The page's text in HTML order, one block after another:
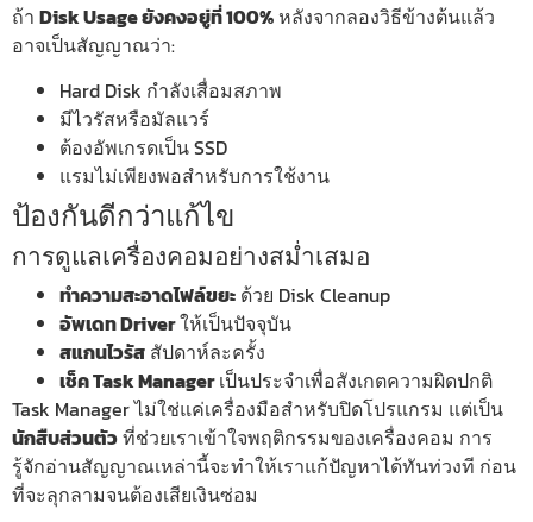
ถ้า Disk Usage ยังคงอยู่ที่ 100%หลังจากลองวิธีข้างต้นแล้ว
อาจเป็นสัญญาณว่า:
Hard Disk กำลังเสื่อมสภาพ
มีไวรัสหรือมัลแวร์
ต้องอัพเกรดเป็น SSD
แรมไม่เพียงพอสำหรับการใช้งาน
ป้องกันดีกว่าแก้ไข
การดูแลเครื่องคอมอย่างสม่ำเสมอ
ทำความสะอาดไฟล์ขยะ ด้วย Disk Cleanup
อัพเดท Driverให้เป็นปัจจุบัน
สแกนไวรัส สัปดาห์ละครั้ง
เช็ค Task Managerเป็นประจำเพื่อสังเกตความผิดปกติ
Task Manager ไม่ใช่แค่เครื่องมือสำหรับปิดโปรแกรม แต่เป็น
นักสืบส่วนตัวที่ช่วยเราเข้าใจพฤติกรรมของเครื่องคอม การ
รู้จักอ่านสัญญาณเหล่านี้จะทำให้เราแก้ปัญหาได้ทันท่วงที ก่อน
ที่จะลุกลามจนต้องเสียเงินซ่อม